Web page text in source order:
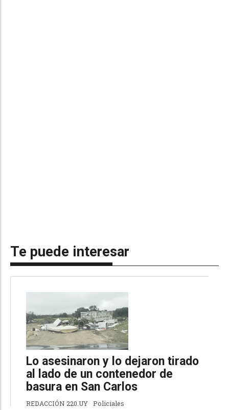
Te puede interesar
Lo asesinaron y lo dejaron tirado
al lado de un contenedor de
basura en San Carlos
REDACCIÓN 220.UY Policiales